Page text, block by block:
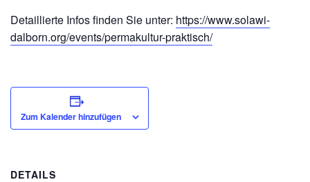
Detaillierte Infos finden Sie unter: https://www.solawi-
dalborn.org/events/permakultur-praktisch/
Zum Kalender hinzufügen
DETAILS